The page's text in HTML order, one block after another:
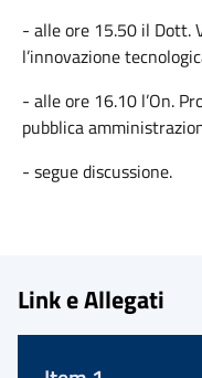
- alle ore 15.50 il Dott.
l’innovazione
- alle ore 16.10 l’On.
pubblica
- segue discussione.
Link e Allegati